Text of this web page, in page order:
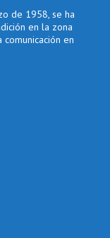
de 1958, se ha
en la zona
en